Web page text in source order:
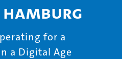
for a
a Digital Age